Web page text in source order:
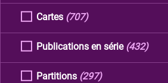
Cartes (707)
Publications en série (432)
Partitions (297)